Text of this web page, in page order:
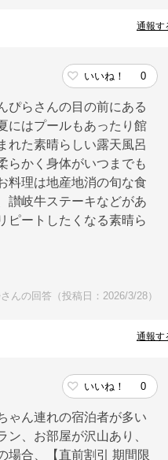
通報す
いいね！ 0
ぴらさんの目の前にある
にはプールもあったり館
れた素晴らしい露天風呂
らかく身体がいつまでも
料理は地産地消の旬な食
讃岐牛ステーキなどがあ
ピートしたくなる素晴ら
んの回答（投稿日：2026/3/28）
通報す
いいね！ 0
ゃん連れの宿泊者が多い
、お部屋が沢山あり、
場合、【直前割引 期間限